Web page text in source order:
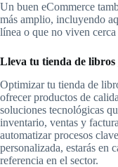
Un buen eCommerce
más amplio, incluyendo
línea o que no viven
Lleva tu tienda de
Optimizar tu tienda de
ofrecer productos de
soluciones tecnológicas
inventario, ventas y
automatizar procesos
personalizada, estarás en
referencia en el sector.